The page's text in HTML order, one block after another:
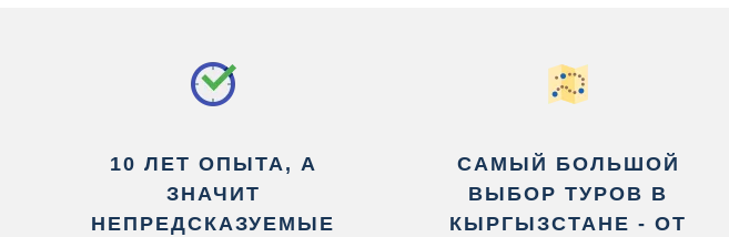
10 ЛЕТ ОПЫТА, А
ЗНАЧИТ
НЕПРЕДСКАЗУЕМЫЕ
САМЫЙ БОЛЬШОЙ
ВЫБОР ТУРОВ В
КЫРГЫЗСТАНЕ - ОТ